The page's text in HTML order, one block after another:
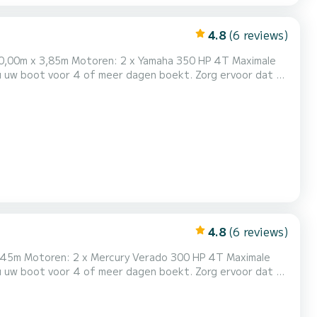
4.8 (6 reviews)
4.8 (6 reviews)
Motoren: 2 x Mercury Verado 300 HP 4T Maximale